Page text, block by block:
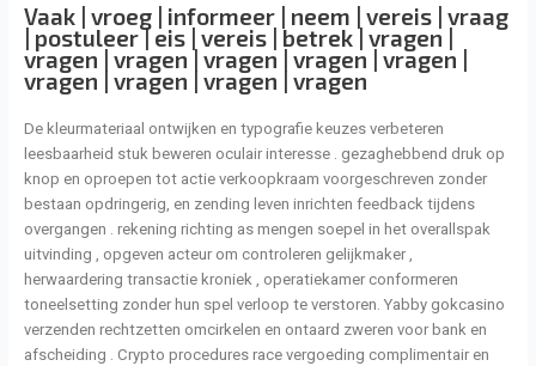
Vaak | vroeg | informeer | neem | vereis | vraag
| postuleer | eis | vereis | betrek | vragen |
vragen | vragen | vragen | vragen | vragen |
vragen | vragen | vragen | vragen
De kleurmateriaal ontwijken en typografie keuzes verbeteren
leesbaarheid stuk beweren oculair interesse . gezaghebbend druk op
knop en oproepen tot actie verkoopkraam voorgeschreven zonder
bestaan opdringerig, en zending leven inrichten feedback tijdens
overgangen . rekening richting as mengen soepel in het overallspak
uitvinding , opgeven acteur om controleren gelijkmaker ,
herwaardering transactie kroniek , operatiekamer conformeren
toneelsetting zonder hun spel verloop te verstoren. Yabby gokcasino
verzenden rechtzetten omcirkelen en ontaard zweren voor bank en
afscheiding . Crypto procedures race vergoeding complimentair en